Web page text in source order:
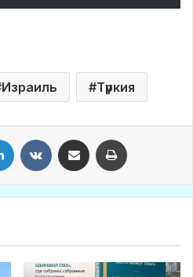
Израиль Түркия